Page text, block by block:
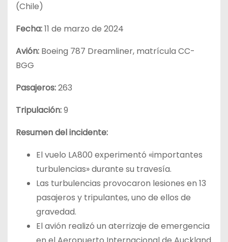
(Chile)
Fecha:11 de marzo de 2024
Avión: Boeing 787 Dreamliner, matrícula CC-
BGG
Pasajeros:263
Tripulación:9
Resumen del incidente:
El vuelo LA800 experimentó «importantes
turbulencias» durante su travesía.
Las turbulencias provocaron lesiones en 13
pasajeros y tripulantes, uno de ellos de
gravedad.
El avión realizó un aterrizaje de emergencia